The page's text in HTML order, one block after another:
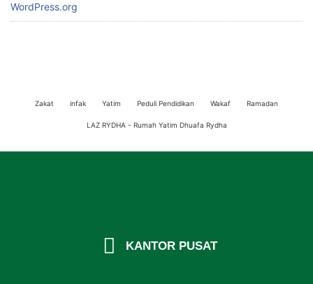
WordPress.org
Zakat infak Yatim Peduli Pendidikan Wakaf Ramadan
LAZ RYDHA - Rumah Yatim Dhuafa Rydha
KANTOR PUSAT